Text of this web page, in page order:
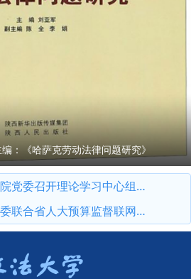
：《哈萨克劳动法律问题研究》
召开理论学习中心组（扩大）学习会议
联网中心支部、办公厅信息网络处支部开展树立和践行正确政绩观学习教育警示会